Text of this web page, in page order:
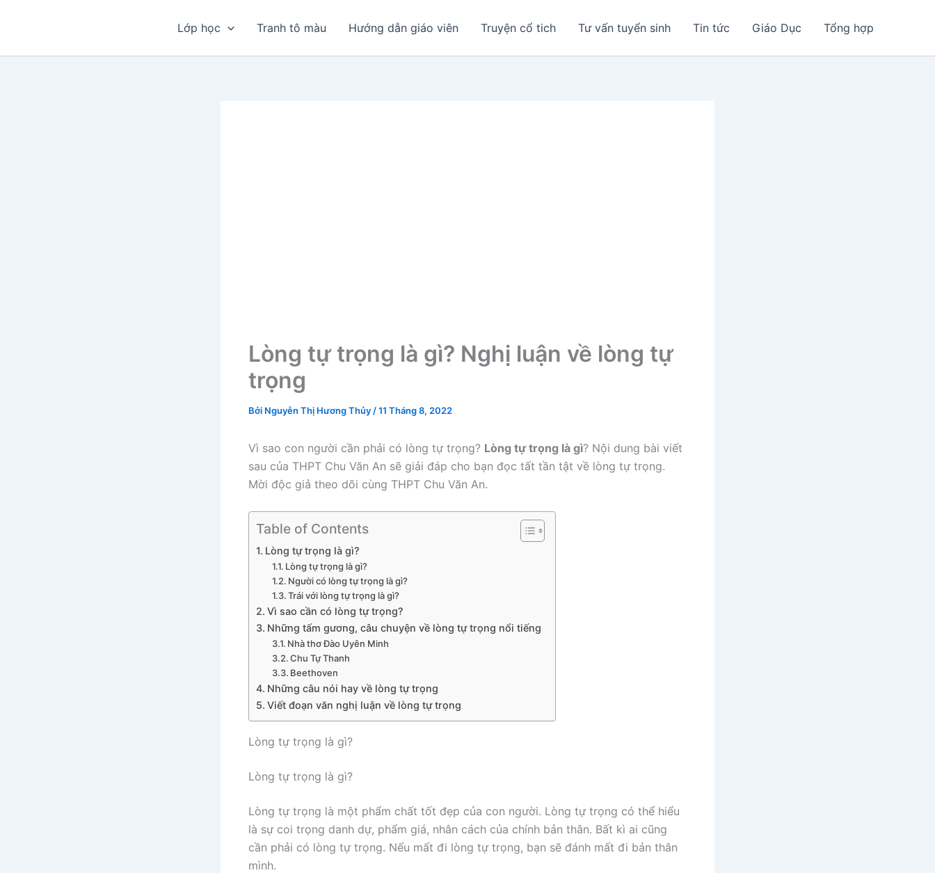
Lớp học Tranh tô màu Hướng dẫn giáo viên Truyện cổ tich Tư vấn tuyển sinh Tin tức Giáo Dục Tổng hợp
Lòng tự trọng là gì? Nghị luận về lòng tự
trọng
Bởi Nguyễn Thị Hương Thủy /11 Tháng 8, 2022
Vì sao con người cần phải có lòng tự trọng? Lòng tự trọng là gì? Nội dung bài viết
sau của THPT Chu Văn An sẽ giải đáp cho bạn đọc tất tần tật về lòng tự trọng.
Mời độc giả theo dõi cùng THPT Chu Văn An.
Table of Contents
Lòng tự trọng là gì?
Lòng tự trọng là gì?
Người có lòng tự trọng là gì?
Trái với lòng tự trọng là gì?
Vì sao cần có lòng tự trọng?
Những tấm gương, câu chuyện về lòng tự trọng nổi tiếng
Nhà thơ Đào Uyên Minh
Chu Tự Thanh
Beethoven
Những câu nói hay về lòng tự trọng
Viết đoạn văn nghị luận về lòng tự trọng
Lòng tự trọng là gì?
Lòng tự trọng là gì?
Lòng tự trọng là một phẩm chất tốt đẹp của con người. Lòng tự trọng có thể hiểu
là sự coi trọng danh dự, phẩm giá, nhân cách của chính bản thân. Bất kì ai cũng
cần phải có lòng tự trọng. Nếu mất đi lòng tự trọng, bạn sẽ đánh mất đi bản thân
mình.